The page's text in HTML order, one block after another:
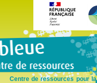
Centre de ressources pour